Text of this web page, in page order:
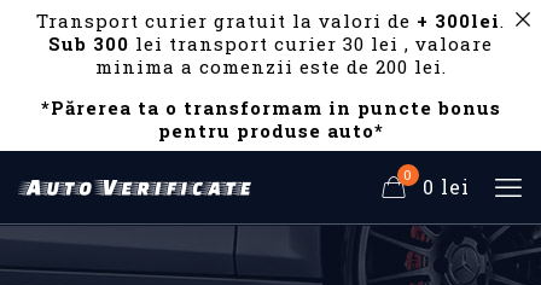
Transport curier gratuit la valori de + 300lei.
Sub 300 lei transport curier 30 lei , valoare
minima a comenzii este de 200 lei.
*Părerea ta o transformam in puncte bonus
pentru produse auto*
0 0 lei